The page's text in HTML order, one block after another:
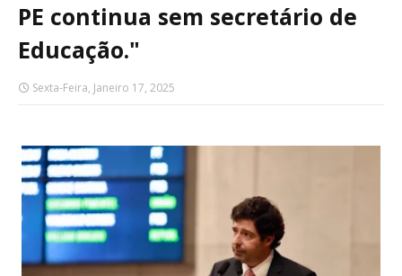
PE continua sem secretário de
Educação."
Sexta-Feira, Janeiro 17, 2025